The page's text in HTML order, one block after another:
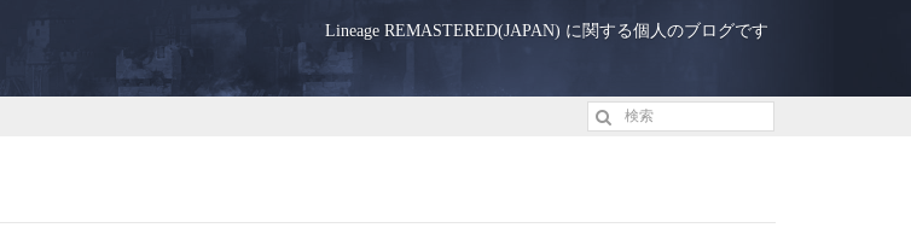
Lineage REMASTERED(JAPAN) に関する個人のブログです